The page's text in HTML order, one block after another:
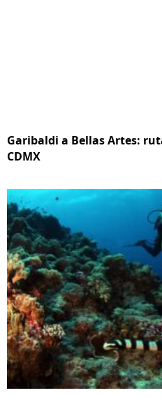
Garibaldi a Bellas Artes:
CDMX